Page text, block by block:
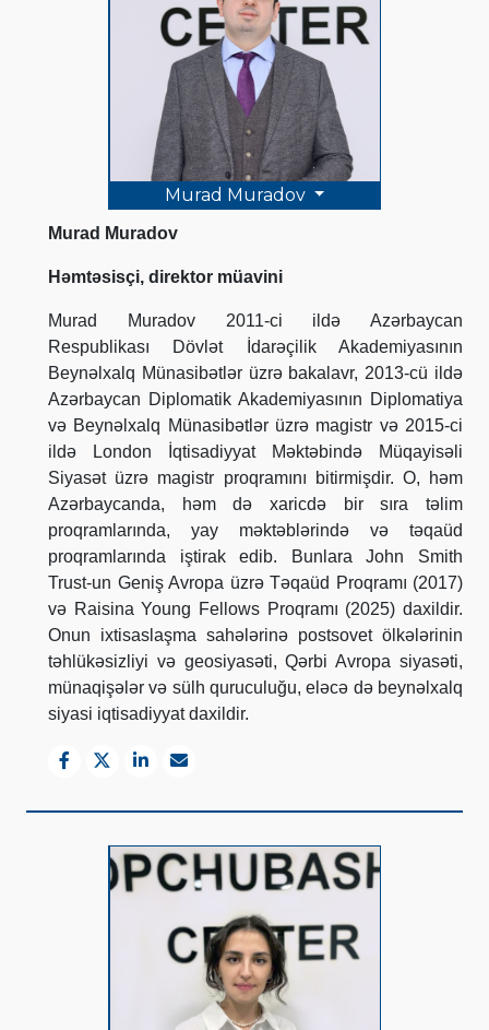
Murad Muradov
Murad Muradov
Həmtəsisçi, direktor müavini
Murad Muradov 2011-ci ildə Azərbaycan
Respublikası Dövlət İdarəçilik Akademiyasının
Beynəlxalq Münasibətlər üzrə bakalavr, 2013-cü ildə
Azərbaycan Diplomatik Akademiyasının Diplomatiya
və Beynəlxalq Münasibətlər üzrə magistr və 2015-ci
ildə London İqtisadiyyat Məktəbində Müqayisəli
Siyasət üzrə magistr proqramını bitirmişdir. O, həm
Azərbaycanda, həm də xaricdə bir sıra təlim
proqramlarında, yay məktəblərində və təqaüd
proqramlarında iştirak edib. Bunlara John Smith
Trust-un Geniş Avropa üzrə Təqaüd Proqramı (2017)
və Raisina Young Fellows Proqramı (2025) daxildir.
Onun ixtisaslaşma sahələrinə postsovet ölkələrinin
təhlükəsizliyi və geosiyasəti, Qərbi Avropa siyasəti,
münaqişələr və sülh quruculuğu, eləcə də beynəlxalq
siyasi iqtisadiyyat daxildir.